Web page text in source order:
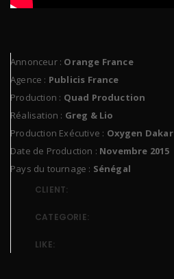
Annonceur : Orange France
Agence : Publicis France
Production : Quad Production
Réalisation : Greg & Lio
Production Exécutive : Oxygen Dakar
Date de Production : Novembre 2015
Pays du tournage : Sénégal
CLIENT:
CATEGORIE:
LIKE: